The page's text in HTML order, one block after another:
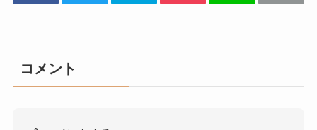
コメント